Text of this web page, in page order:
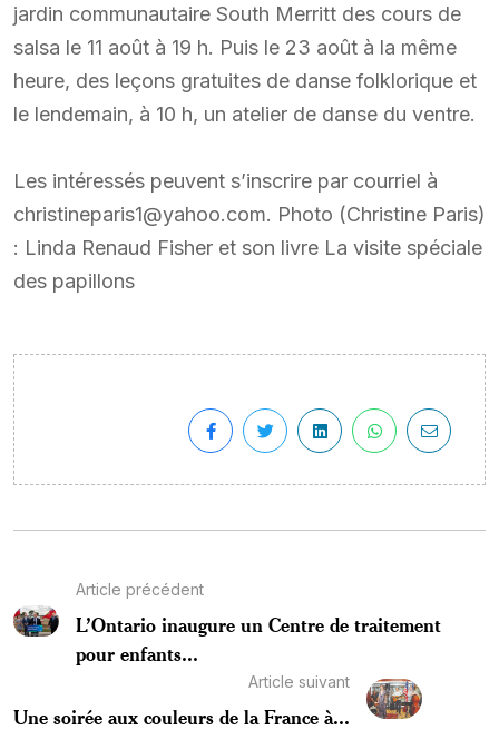
jardin communautaire South Merritt des cours de
salsa le 11 août à 19 h. Puis le 23 août à la même
heure, des leçons gratuites de danse folklorique et
le lendemain, à 10 h, un atelier de danse du ventre.
Les intéressés peuvent s’inscrire par courriel à
christineparis1@yahoo.com. Photo (Christine Paris)
: Linda Renaud Fisher et son livre La visite spéciale
des papillons
Article précédent
L’Ontario inaugure un Centre de traitement
pour enfants...
Article suivant
Une soirée aux couleurs de la France à...